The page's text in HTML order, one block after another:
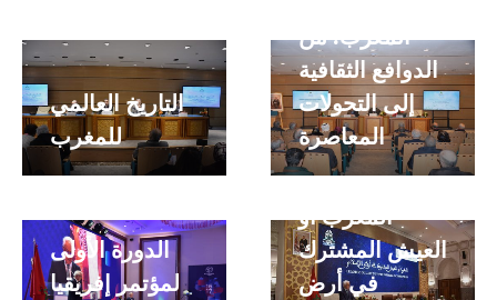
التاريخ العالمي
للمغرب
المغرب: من
الدوافع الثقافية
إلى التحولات
المعاصرة
الدورة الأولى
لمؤتمر إفريقيا
المغرب أو
العيش المشترك
في أرض